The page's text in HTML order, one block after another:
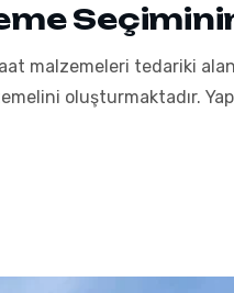
malzemeleri tedariki
oluşturmaktadır.